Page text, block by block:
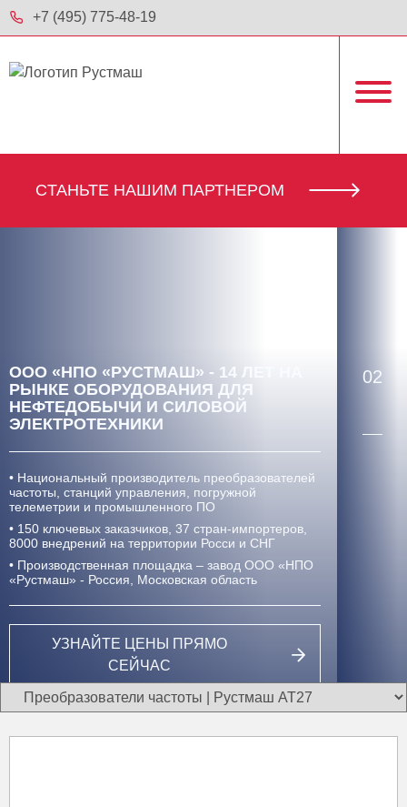
+7 (495) 775-48-19
CТАНЬТЕ НАШИМ ПАРТНЕРОМ
ООО «НПО «РУСТМАШ» - 14 ЛЕТ НА
РЫНКЕ ОБОРУДОВАНИЯ ДЛЯ
НЕФТЕДОБЫЧИ И СИЛОВОЙ
ЭЛЕКТРОТЕХНИКИ
• Национальный производитель преобразователей
частоты, станций управления, погружной
телеметрии и промышленного ПО
• 150 ключевых заказчиков, 37 стран-импортеров,
8000 внедрений на территории Росси и СНГ
• Производственная площадка – завод ООО «НПО
«Рустмаш» - Россия, Московская область
УЗНАЙТЕ ЦЕНЫ ПРЯМО
СЕЙЧАС
02